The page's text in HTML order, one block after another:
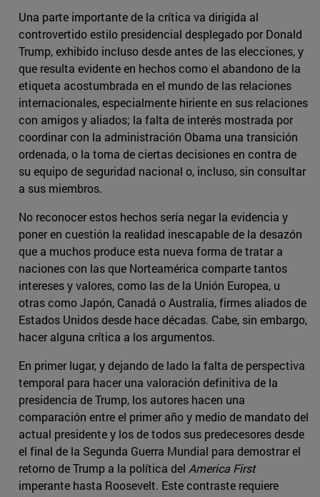
Una parte importante de la crítica va dirigida al
controvertido estilo presidencial desplegado por Donald
Trump, exhibido incluso desde antes de las elecciones, y
que resulta evidente en hechos como el abandono de la
etiqueta acostumbrada en el mundo de las relaciones
internacionales, especialmente hiriente en sus relaciones
con amigos y aliados; la falta de interés mostrada por
coordinar con la administración Obama una transición
ordenada, o la toma de ciertas decisiones en contra de
su equipo de seguridad nacional o, incluso, sin consultar
a sus miembros.
No reconocer estos hechos sería negar la evidencia y
poner en cuestión la realidad inescapable de la desazón
que a muchos produce esta nueva forma de tratar a
naciones con las que Norteamérica comparte tantos
intereses y valores, como las de la Unión Europea, u
otras como Japón, Canadá o Australia, firmes aliados de
Estados Unidos desde hace décadas. Cabe, sin embargo,
hacer alguna crítica a los argumentos.
En primer lugar, y dejando de lado la falta de perspectiva
temporal para hacer una valoración definitiva de la
presidencia de Trump, los autores hacen una
comparación entre el primer año y medio de mandato del
actual presidente y los de todos sus predecesores desde
el final de la Segunda Guerra Mundial para demostrar el
retorno de Trump a la política del America First
imperante hasta Roosevelt. Este contraste requiere